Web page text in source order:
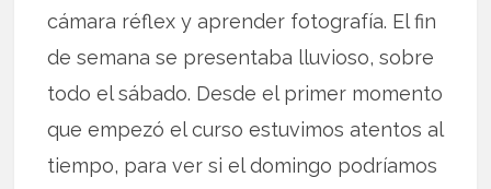
cámara réflex y aprender fotografía. El fin
de semana se presentaba lluvioso, sobre
todo el sábado. Desde el primer momento
que empezó el curso estuvimos atentos al
tiempo, para ver si el domingo podríamos